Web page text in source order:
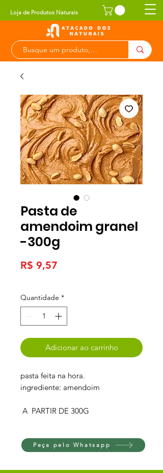
Loja de Produtos Naturais
Pasta de
amendoim granel
-300g
R$ 9,57
Quantidade *
Adicionar ao carrinho
pasta feita na hora.
ingrediente: amendoim
A PARTIR DE 300G
Peça pelo Whatsapp